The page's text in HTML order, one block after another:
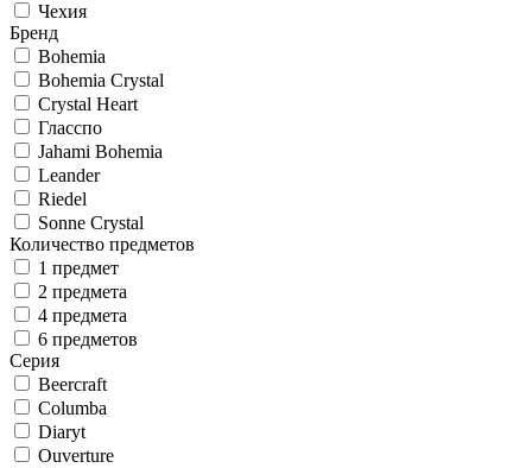
Чехия
Бренд
Bohemia
Bohemia Crystal
Crystal Heart
Гласспо
Jahami Bohemia
Leander
Riedel
Sonne Crystal
Количество предметов
1 предмет
2 предмета
4 предмета
6 предметов
Серия
Beercraft
Columba
Diaryt
Ouverture